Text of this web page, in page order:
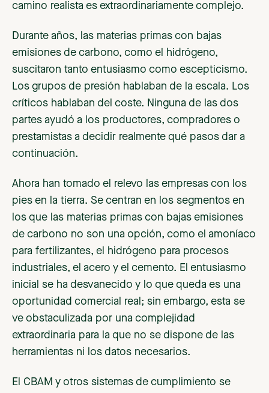
camino realista es extraordinariamente complejo.
Durante años, las materias primas con bajas
emisiones de carbono, como el hidrógeno,
suscitaron tanto entusiasmo como escepticismo.
Los grupos de presión hablaban de la escala. Los
críticos hablaban del coste. Ninguna de las dos
partes ayudó a los productores, compradores o
prestamistas a decidir realmente qué pasos dar a
continuación.
Ahora han tomado el relevo las empresas con los
pies en la tierra. Se centran en los segmentos en
los que las materias primas con bajas emisiones
de carbono no son una opción, como el amoníaco
para fertilizantes, el hidrógeno para procesos
industriales, el acero y el cemento. El entusiasmo
inicial se ha desvanecido y lo que queda es una
oportunidad comercial real; sin embargo, esta se
ve obstaculizada por una complejidad
extraordinaria para la que no se dispone de las
herramientas ni los datos necesarios.
El CBAM y otros sistemas de cumplimiento se